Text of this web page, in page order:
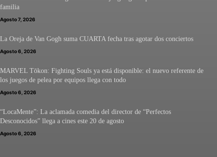
familia
Agosto 7, 2026
La Oreja de Van Gogh suma CUARTA fecha tras agotar dos conciertos
Agosto 6, 2026
MARVEL Tōkon: Fighting Souls ya está disponible: el nuevo referente de
los juegos de pelea por equipos llega con todo
Agosto 6, 2026
“LocaMente”: La aclamada comedia del director de “Perfectos
Desconocidos” llega a cines este 20 de agosto
Agosto 6, 2026